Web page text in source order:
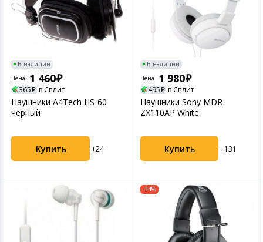
В наличии
Цена
1 460
365 в Сплит
Наушники A4Tech HS-60
черный
Купить +24
В наличии
Цена
1 980
495 в Сплит
Наушники Sony MDR-
ZX110AP White
Купить +131
-34%